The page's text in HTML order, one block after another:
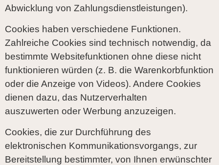
Abwicklung von Zahlungsdienstleistungen).
Cookies haben verschiedene Funktionen.
Zahlreiche Cookies sind technisch notwendig, da
bestimmte Websitefunktionen ohne diese nicht
funktionieren würden (z. B. die Warenkorbfunktion
oder die Anzeige von Videos). Andere Cookies
dienen dazu, das Nutzerverhalten
auszuwerten oder Werbung anzuzeigen.
Cookies, die zur Durchführung des
elektronischen Kommunikationsvorgangs, zur
Bereitstellung bestimmter, von Ihnen erwünschter